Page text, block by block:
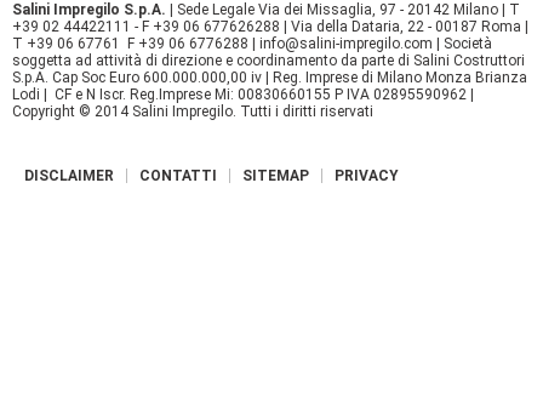
Salini Impregilo S.p.A. | Sede Legale Via dei Missaglia, 97 - 20142 Milano | T
+39 02 44422111 - F +39 06 677626288 | Via della Dataria, 22 - 00187 Roma |
T +39 06 67761 F +39 06 6776288 | info@salini-impregilo.com | Società
soggetta ad attività di direzione e coordinamento da parte di Salini Costruttori
S.p.A. Cap Soc Euro 600.000.000,00 iv | Reg. Imprese di Milano Monza Brianza
Lodi | CF e N Iscr. Reg.Imprese Mi: 00830660155 P IVA 02895590962 |
Copyright © 2014 Salini Impregilo. Tutti i diritti riservati
DISCLAIMER CONTATTI SITEMAP PRIVACY